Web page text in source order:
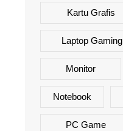
Kartu Grafis
Laptop Gaming
Monitor
Notebook
PC Game